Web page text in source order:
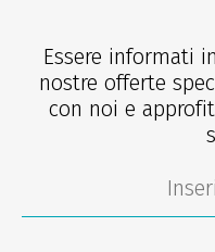
Essere informati
nostre offerte
con noi e